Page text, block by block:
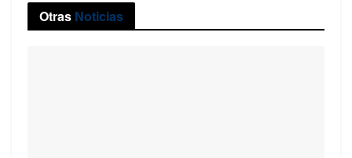
Otras Noticias